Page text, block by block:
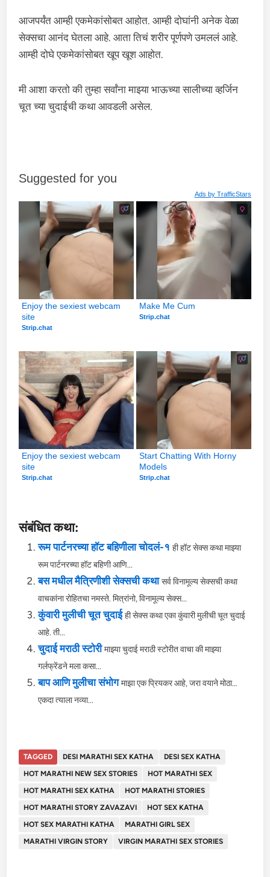
आजपर्यंत आम्ही एकमेकांसोबत आहोत. आम्ही दोघांनी अनेक वेळा
सेक्सचा आनंद घेतला आहे. आता तिचं शरीर पूर्णपणे उमललं आहे.
आम्ही दोघे एकमेकांसोबत खूप खूश आहोत.
मी आशा करतो की तुम्हा सर्वांना माझ्या भाऊच्या सालीच्या व्हर्जिन
चूत च्या चुदाईची कथा आवडली असेल.
Suggested for you
Ads by TrafficStars
Enjoy the sexiest webcam
site
Strip.chat
Make Me Cum
Strip.chat
Enjoy the sexiest webcam
site
Strip.chat
Start Chatting With Horny
Models
Strip.chat
संबंधित कथा:
रूम पार्टनरच्या हॉट बहिणीला चोदलं-१ ही हॉट सेक्स कथा माझ्या
रूम पार्टनरच्या हॉट बहिणी आणि...
बस मधील मैत्रिणीशी सेक्सची कथा सर्व विनामूल्य सेक्सची कथा
वाचकांना रोहितचा नमस्ते. मित्रांनो, विनामूल्य सेक्स...
कुंवारी मुलीची चूत चुदाई ही सेक्स कथा एका कुंवारी मुलीची चूत चुदाई
आहे. ती...
चुदाई मराठी स्टोरी माझ्या चुदाई मराठी स्टोरीत वाचा की माझ्या
गर्लफ्रेंडने मला कसा...
बाप आणि मुलीचा संभोग माझा एक प्रियकर आहे, जरा वयाने मोठा…
एकदा त्याला नव्या...
TAGGED DESI MARATHI SEX KATHA
DESI SEX KATHA
HOT MARATHI NEW SEX STORIES
HOT MARATHI SEX
HOT MARATHI SEX KATHA
HOT MARATHI STORIES
HOT MARATHI STORY ZAVAZAVI
HOT SEX KATHA
HOT SEX MARATHI KATHA
MARATHI GIRL SEX
MARATHI VIRGIN STORY
VIRGIN MARATHI SEX STORIES